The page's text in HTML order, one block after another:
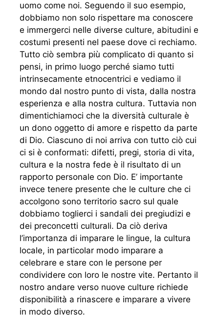
uomo come noi. Seguendo il suo esempio,
dobbiamo non solo rispettare ma conoscere
e immergerci nelle diverse culture, abitudini e
costumi presenti nel paese dove ci rechiamo.
Tutto ciò sembra più complicato di quanto si
pensi, in primo luogo perché siamo tutti
intrinsecamente etnocentrici e vediamo il
mondo dal nostro punto di vista, dalla nostra
esperienza e alla nostra cultura. Tuttavia non
dimentichiamoci che la diversità culturale è
un dono oggetto di amore e rispetto da parte
di Dio. Ciascuno di noi arriva con tutto ciò cui
ci si è conformati: difetti, pregi, storia di vita,
cultura e la nostra fede è il risultato di un
rapporto personale con Dio. E’ importante
invece tenere presente che le culture che ci
accolgono sono territorio sacro sul quale
dobbiamo toglierci i sandali dei pregiudizi e
dei preconcetti culturali. Da ciò deriva
l’importanza di imparare le lingue, la cultura
locale, in particolar modo imparare a
celebrare e stare con le persone per
condividere con loro le nostre vite. Pertanto il
nostro andare verso nuove culture richiede
disponibilità a rinascere e imparare a vivere
in modo diverso.